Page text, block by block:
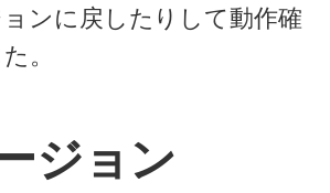
ンに戻したりして動作確
。
ジョン